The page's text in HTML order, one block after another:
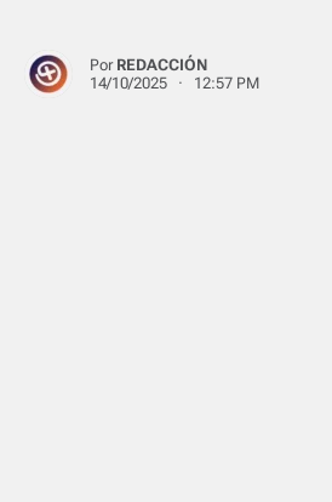
Por REDACCIÓN
14/10/2025 · 12:57 PM